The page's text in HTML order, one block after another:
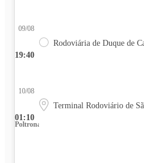
19:40
09/08
Rodoviária de Duque de
01:10
10/08
Terminal Rodoviário de
Poltrona